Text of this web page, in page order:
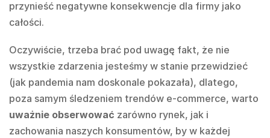
przynieść negatywne konsekwencje dla firmy jako
całości.
Oczywiście, trzeba brać pod uwagę fakt, że nie
wszystkie zdarzenia jesteśmy w stanie przewidzieć
(jak pandemia nam doskonale pokazała), dlatego,
poza samym śledzeniem trendów e-commerce, warto
uważnie obserwować zarówno rynek, jak i
zachowania naszych konsumentów, by w każdej